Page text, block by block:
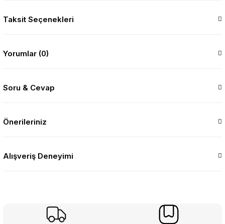
Taksit Seçenekleri
Yorumlar (0)
Soru & Cevap
Önerileriniz
Alışveriş Deneyimi